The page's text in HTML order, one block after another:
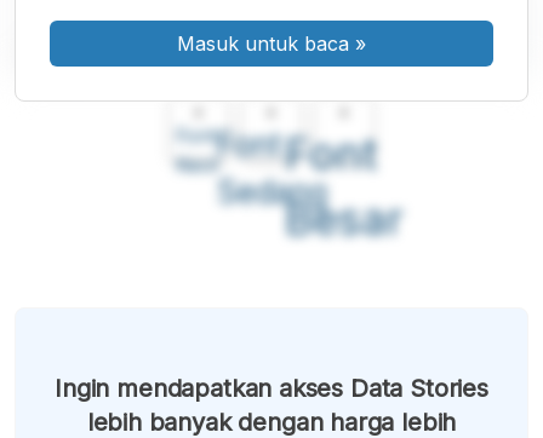
Font
Kecil
Font
Sedang
Font
Besar
Masuk untuk baca »
Ingin mendapatkan akses Data Stories
lebih banyak dengan harga lebih